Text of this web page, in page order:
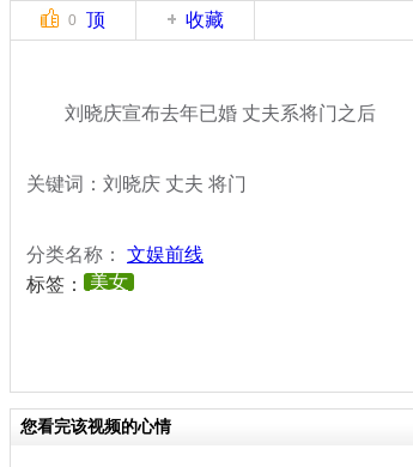
0 顶 收藏
刘晓庆宣布去年已婚 丈夫系将门之后
关键词：刘晓庆 丈夫 将门
分类名称： 文娱前线
标签：
美女
您看完该视频的心情